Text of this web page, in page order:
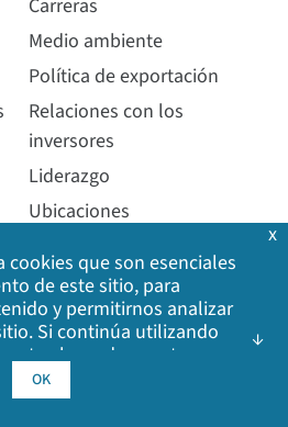
Carreras
Medio ambiente
Política de exportación
Relaciones con los
inversores
Liderazgo
Ubicaciones
Otros sitios de Digi
Comunicados de prensa
Calidad
cookies que son esenciales
de este sitio, para
y permitirnos analizar
Si continúa utilizando
el uso de nuestras
Aceptar para indicar que
de cookies
OK
x